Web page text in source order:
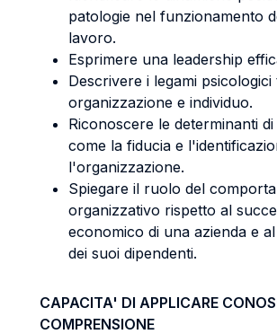
patologie nel funzionamento
lavoro.
Esprimere una leadership
Descrivere i legami psicologici
organizzazione e individuo.
Riconoscere le determinanti
come la fiducia e
l'organizzazione.
Spiegare il ruolo del
organizzativo rispetto al
economico di una azienda e
dei suoi dipendenti.
CAPACITA' DI APPLICARE
COMPRENSIONE